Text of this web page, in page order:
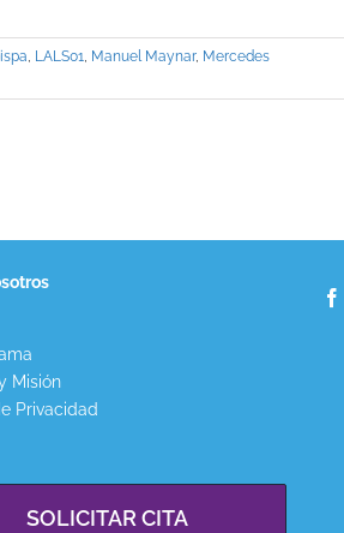
, LALS01, Manuel Maynar, Mercedes
Misión
Privacidad
SOLICITAR CITA